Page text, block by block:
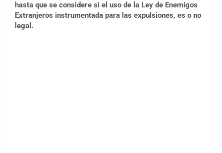
hasta que se considere si el uso de la Ley de Enemigos
Extranjeros instrumentada para las expulsiones, es o no
legal.